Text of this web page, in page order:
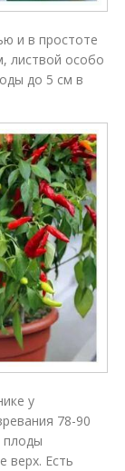
и в простоте
листвой особо
до 5 см в
у
78-90
плоды
верх. Есть